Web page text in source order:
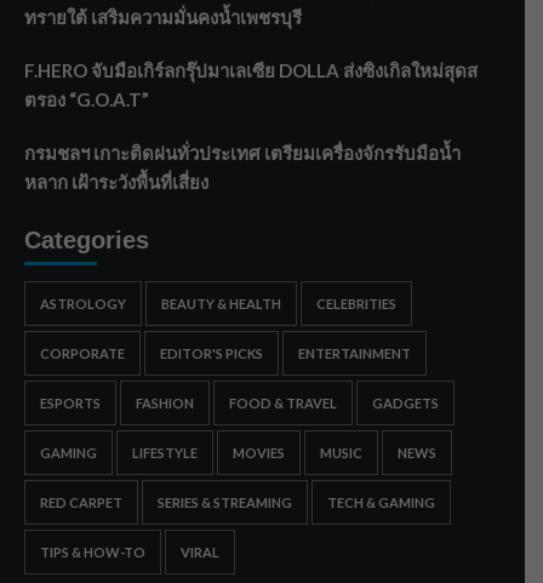
ทรายใต้ เสริมความมั่นคงน้ำเพชรบุรี
F.HERO จับมือเกิร์ลกรุ๊ปมาเลเซีย DOLLA ส่งซิงเกิลใหม่สุดส
ตรอง “G.O.A.T”
กรมชลฯ เกาะติดฝนทั่วประเทศ เตรียมเครื่องจักรรับมือน้ำ
หลาก เฝ้าระวังพื้นที่เสี่ยง
Categories
ASTROLOGY BEAUTY & HEALTH CELEBRITIES
CORPORATE EDITOR'S PICKS ENTERTAINMENT
ESPORTS FASHION FOOD & TRAVEL GADGETS
GAMING LIFESTYLE MOVIES MUSIC NEWS
RED CARPET SERIES & STREAMING TECH & GAMING
TIPS & HOW-TO VIRAL